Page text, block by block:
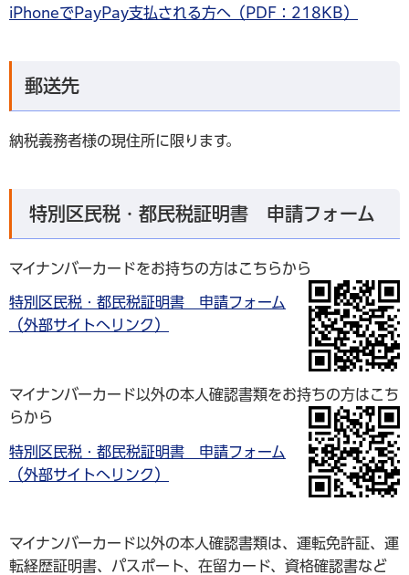
iPhoneでPayPay支払される方へ（PDF：218KB）
郵送先
納税義務者様の現住所に限ります。
特別区民税・都民税証明書 申請フォーム
マイナンバーカードをお持ちの方はこちらから
特別区民税・都民税証明書 申請フォーム
（外部サイトへリンク）
マイナンバーカード以外の本人確認書類をお持ちの方はこち
らから
特別区民税・都民税証明書 申請フォーム
（外部サイトへリンク）
マイナンバーカード以外の本人確認書類は、運転免許証、運
転経歴証明書、パスポート、在留カード、資格確認書など